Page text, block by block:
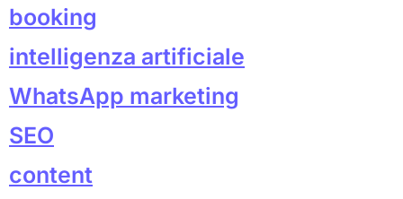
booking
intelligenza artificiale
WhatsApp marketing
SEO
content